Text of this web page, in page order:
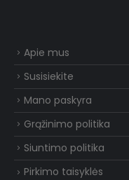
Apie mus
Susisiekite
Mano paskyra
Grąžinimo politika
Siuntimo politika
Pirkimo taisyklės